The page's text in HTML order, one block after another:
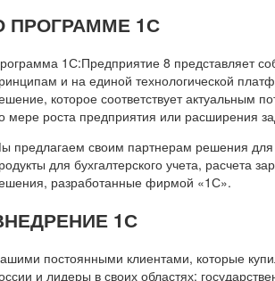
ПРОГРАММЕ 1С
1С:Предприятие 8 представляет
и на единой технологической
которое соответствует актуальным
мере роста предприятия или расширения
предлагаем своим партнерам решения для
для бухгалтерского учета, расчета
разработанные фирмой «1С».
1С
постоянными клиентами, которые
и лидеры в своих областях: